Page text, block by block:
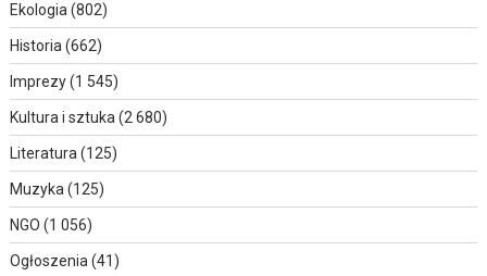
Ekologia (802)
Historia (662)
Imprezy(1 545)
Kultura i sztuka (2 680)
Literatura (125)
Muzyka (125)
NGO (1 056)
Ogłoszenia (41)